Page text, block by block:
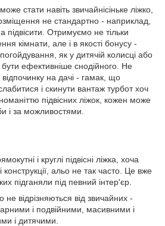
стати навіть звичайнісіньке ліжко,
не стандартно - наприклад,
підвісити. Отримуємо не тільки
кімнати, але і в якості бонусу -
як у дитячій колисці або
ефективніше снодійного. Не
на дачі - гамак, що
і скинути вантаж турбот хоч
підвісних ліжок, кожен може
і за можливостями.
і круглі підвісні ліжка, хоча
конструкції, альо не так часто. Це вже
підганяли під певний інтер'єр.
не відрізняються від звичайних -
і подвійними, масивними і
і дитячими.